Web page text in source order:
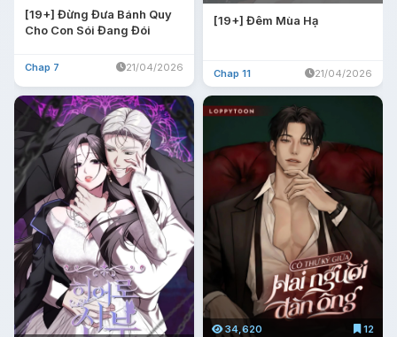
[19+] Đừng Đưa Bánh Quy
Cho Con Sói Đang Đói
Chap 7 21/04/2026
[19+] Đêm Mùa Hạ
Chap 11 21/04/2026
34,620 12